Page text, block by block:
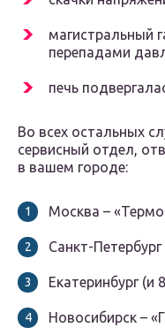
магистральный
перепадами
печь
Во всех остальных
сервисный отдел,
в вашем городе:
Москва –
Санкт-Петербург
Екатеринбург (и
Новосибирск –